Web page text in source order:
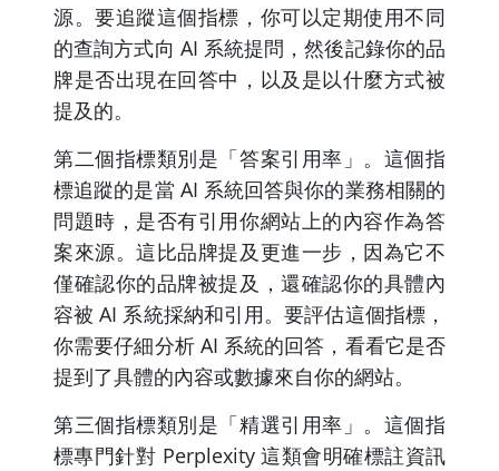
源。要追蹤這個指標，你可以定期使用不同
的查詢方式向 AI 系統提問，然後記錄你的品
牌是否出現在回答中，以及是以什麼方式被
提及的。
第二個指標類別是「答案引用率」。這個指
標追蹤的是當 AI 系統回答與你的業務相關的
問題時，是否有引用你網站上的內容作為答
案來源。這比品牌提及更進一步，因為它不
僅確認你的品牌被提及，還確認你的具體內
容被 AI 系統採納和引用。要評估這個指標，
你需要仔細分析 AI 系統的回答，看看它是否
提到了具體的內容或數據來自你的網站。
第三個指標類別是「精選引用率」。這個指
標專門針對 Perplexity 這類會明確標註資訊